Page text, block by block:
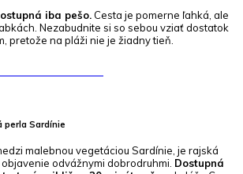
iba pešo. Cesta je pomerne ľahká, ale
Nezabudnite si so sebou vziať dostatok
pretože na pláži nie je žiadny tieň.
perla Sardínie
malebnou vegetáciou Sardínie, je rajská
odvážnymi dobrodruhmi. Dostupná